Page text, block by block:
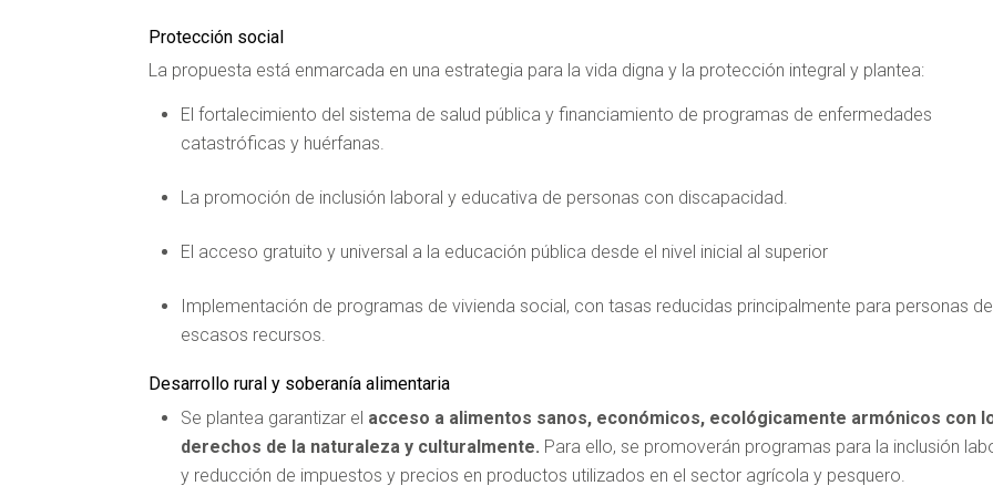
Protección social
La propuesta está enmarcada en una estrategia para la vida digna y la protección integral y plantea:
El fortalecimiento del sistema de salud pública y financiamiento de programas de enfermedades
catastróficas y huérfanas.
La promoción de inclusión laboral y educativa de personas con discapacidad.
El acceso gratuito y universal a la educación pública desde el nivel inicial al superior
Implementación de programas de vivienda social, con tasas reducidas principalmente para personas de
escasos recursos.
Desarrollo rural y soberanía alimentaria
Se plantea garantizar el acceso a alimentos sanos, económicos, ecológicamente armónicos con
derechos de la naturaleza y culturalmente. Para ello, se promoverán programas para la inclusión
y reducción de impuestos y precios en productos utilizados en el sector agrícola y pesquero.